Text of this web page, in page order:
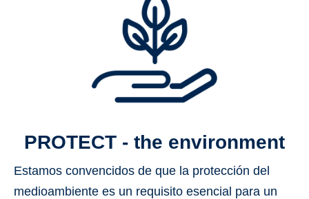
PROTECT - the environment
Estamos convencidos de que la protección del
medioambiente es un requisito esencial para un